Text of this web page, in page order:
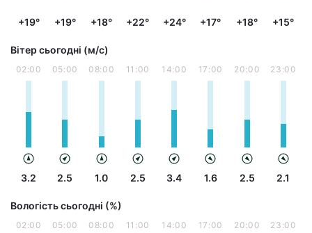
+19° +19° +18° +22° +24° +17° +18° +15°
Вітер сьогодні (м/с)
02:00
3.2
05:00
2.5
08:00
1.0
11:00
2.5
14:00
3.4
17:00
1.6
20:00
2.5
23:00
2.1
Вологість сьогодні (%)
02:00 05:00 08:00 11:00 14:00 17:00 20:00 23:00